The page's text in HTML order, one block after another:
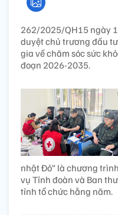
262/2025/QH15 ngày
duyệt chủ trương đầu
gia về chăm sóc sức
đoạn 2026-2035.
nhật Đỏ” là chương
vụ Tỉnh đoàn và Ban
tỉnh tổ chức hằng năm.